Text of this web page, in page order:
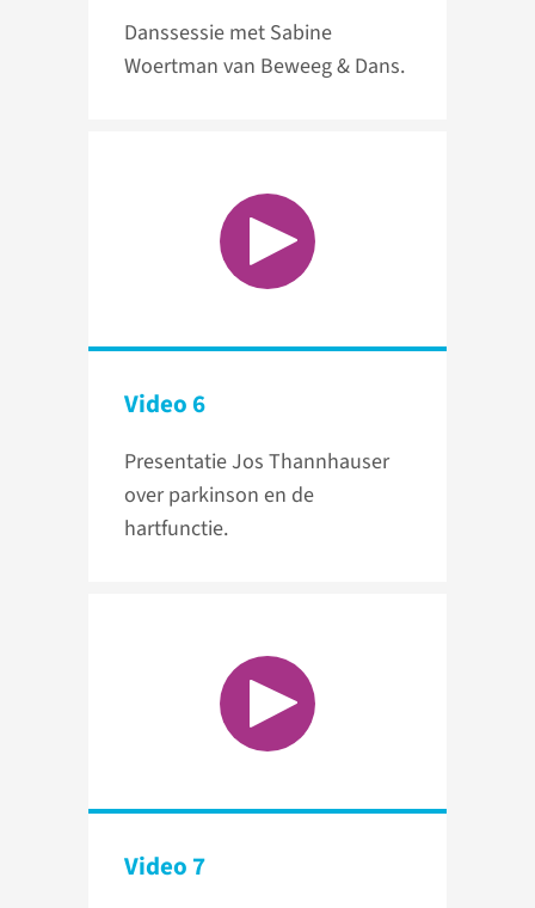
Danssessie met Sabine
Woertman van Beweeg & Dans.
Video 6
Presentatie Jos Thannhauser
over parkinson en de
hartfunctie.
Video 7